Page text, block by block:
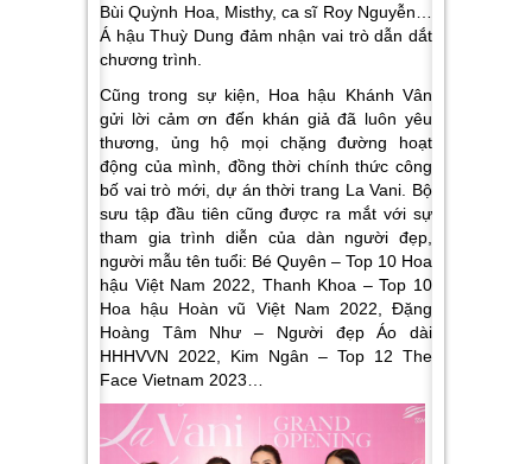
Bùi Quỳnh Hoa, Misthy, ca sĩ Roy Nguyễn…
Á hậu Thuỳ Dung đảm nhận vai trò dẫn dắt
chương trình.
Cũng trong sự kiện, Hoa hậu Khánh Vân
gửi lời cảm ơn đến khán giả đã luôn yêu
thương, ủng hộ mọi chặng đường hoạt
động của mình, đồng thời chính thức công
bố vai trò mới, dự án thời trang La Vani. Bộ
sưu tập đầu tiên cũng được ra mắt với sự
tham gia trình diễn của dàn người đẹp,
người mẫu tên tuổi: Bé Quyên – Top 10 Hoa
hậu Việt Nam 2022, Thanh Khoa – Top 10
Hoa hậu Hoàn vũ Việt Nam 2022, Đặng
Hoàng Tâm Như – Người đẹp Áo dài
HHHVVN 2022, Kim Ngân – Top 12 The
Face Vietnam 2023…